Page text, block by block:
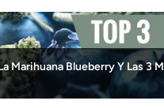
Marihuana Blueberry Y Las 3